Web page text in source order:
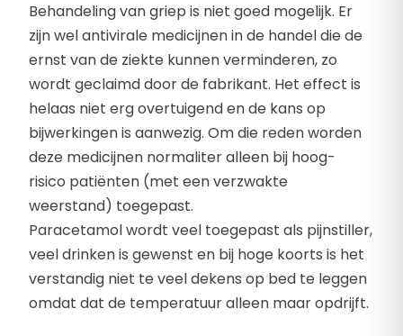
Behandeling van griep is niet goed mogelijk. Er
zijn wel antivirale medicijnen in de handel die de
ernst van de ziekte kunnen verminderen, zo
wordt geclaimd door de fabrikant. Het effect is
helaas niet erg overtuigend en de kans op
bijwerkingen is aanwezig. Om die reden worden
deze medicijnen normaliter alleen bij hoog-
risico patiënten (met een verzwakte
weerstand) toegepast.
Paracetamol wordt veel toegepast als pijnstiller,
veel drinken is gewenst en bij hoge koorts is het
verstandig niet te veel dekens op bed te leggen
omdat dat de temperatuur alleen maar opdrijft.